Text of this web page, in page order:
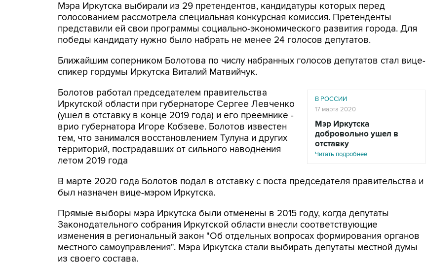
Мэра Иркутска выбирали из 29 претендентов, кандидатуры которых перед
голосованием рассмотрела специальная конкурсная комиссия. Претенденты
представили ей свои программы социально-экономического развития города. Для
победы кандидату нужно было набрать не менее 24 голосов депутатов.
Ближайшим соперником Болотова по числу набранных голосов депутатов стал вице-
спикер гордумы Иркутска Виталий Матвийчук.
В РОССИИ
17 марта 2020
Мэр Иркутска
добровольно ушел в
отставку
Читать подробнее
Болотов работал председателем правительства
Иркутской области при губернаторе Сергее Левченко
(ушел в отставку в конце 2019 года) и его преемнике -
врио губернатора Игоре Кобзеве. Болотов известен
тем, что занимался восстановлением Тулуна и других
территорий, пострадавших от сильного наводнения
летом 2019 года
В марте 2020 года Болотов подал в отставку с поста председателя правительства и
был назначен вице-мэром Иркутска.
Прямые выборы мэра Иркутска были отменены в 2015 году, когда депутаты
Законодательного собрания Иркутской области внесли соответствующие
изменения в региональный закон "Об отдельных вопросах формирования органов
местного самоуправления". Мэра Иркутска стали выбирать депутаты местной думы
из своего состава.